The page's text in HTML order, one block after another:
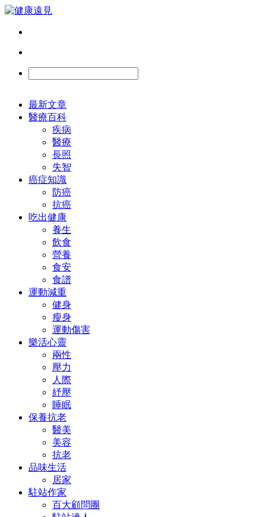
最新文章
醫療百科
疾病
醫療
長照
失智
癌症知識
防癌
抗癌
吃出健康
養生
飲食
營養
食安
食譜
運動減重
健身
瘦身
運動傷害
樂活心靈
兩性
壓力
人際
紓壓
睡眠
保養抗老
醫美
美容
抗老
品味生活
居家
駐站作家
百大顧問團